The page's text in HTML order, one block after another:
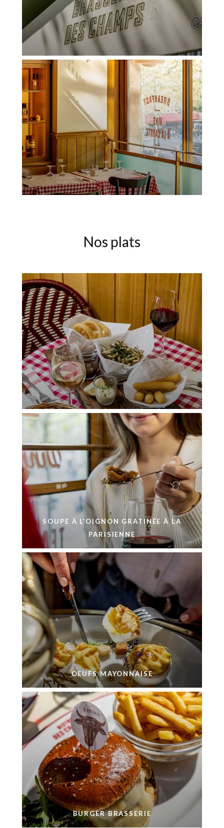
Nos plats
SOUPE À L’OIGNON GRATINÉE À LA
PARISIENNE
OEUFS MAYONNAISE
BURGER BRASSERIE